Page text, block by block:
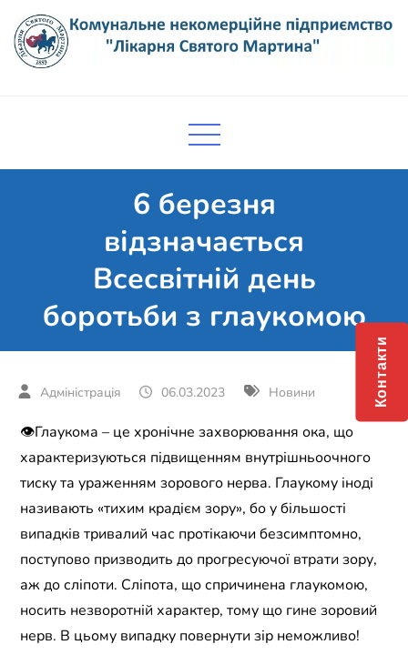
content
підприємство "Лікарня Святого
6 березня
відзначається
Всесвітній день
боротьби з глаукомою
06.03.2023 Новини
👁Глаукома – це хронічне захворювання ока, що
характеризуються підвищенням внутрішньоочного
тиску та ураженням зорового нерва. Глаукому іноді
називають «тихим крадієм зору», бо у більшості
випадків тривалий час протікаючи безсимптомно,
поступово призводить до прогресуючої втрати зору,
аж до сліпоти. Сліпота, що спричинена глаукомою,
носить незворотній характер, тому що гине зоровий
нерв. В цьому випадку повернути зір неможливо!
Контакти